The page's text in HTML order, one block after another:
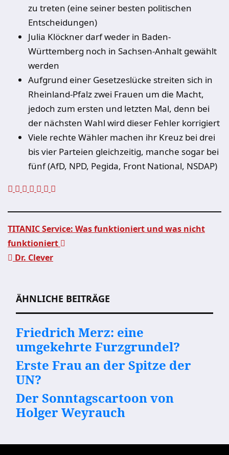
zu treten (eine seiner besten politischen
Entscheidungen)
Julia Klöckner darf weder in Baden-
Württemberg noch in Sachsen-Anhalt gewählt
werden
Aufgrund einer Gesetzeslücke streiten sich in
Rheinland-Pfalz zwei Frauen um die Macht,
jedoch zum ersten und letzten Mal, denn bei
der nächsten Wahl wird dieser Fehler korrigiert
Viele rechte Wähler machen ihr Kreuz bei drei
bis vier Parteien gleichzeitig, manche sogar bei
fünf (AfD, NPD, Pegida, Front National, NSDAP)
Beitragsnavigation
TITANIC Service: Was funktioniert und was nicht
funktioniert
Dr. Clever
ÄHNLICHE BEITRÄGE
Friedrich Merz: eine
umgekehrte Furzgrundel?
Erste Frau an der Spitze der
UN?
Der Sonntagscartoon von
Holger Weyrauch